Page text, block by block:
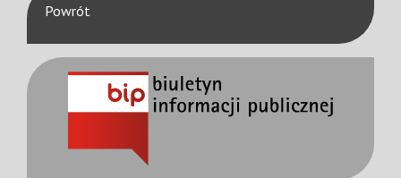
Powrót